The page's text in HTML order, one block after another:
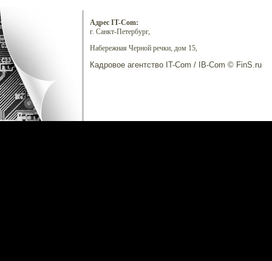
Адрес IT-Com:
г. Санкт-Петербург,
Набережная Черной речки, дом 15,
Кадровое агентство IT-Com / IB-Com © FinS.ru